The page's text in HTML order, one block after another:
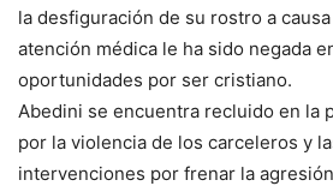
la desfiguración de su rostro a
atención médica le ha sido negada
oportunidades por ser cristiano.
Abedini se encuentra recluido en la
por la violencia de los carceleros y
intervenciones por frenar la